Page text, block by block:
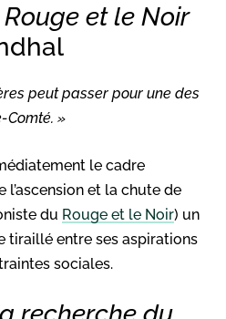
et le Noir
peut passer pour une des
Comté. »
le cadre
et la chute de
du Rouge et le Noir) un
tiraillé entre ses aspirations
sociales.